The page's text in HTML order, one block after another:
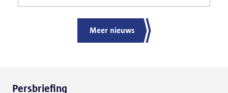
ernstige verkeershinder die dat als gevolg had.
Meer nieuws
Persbriefing